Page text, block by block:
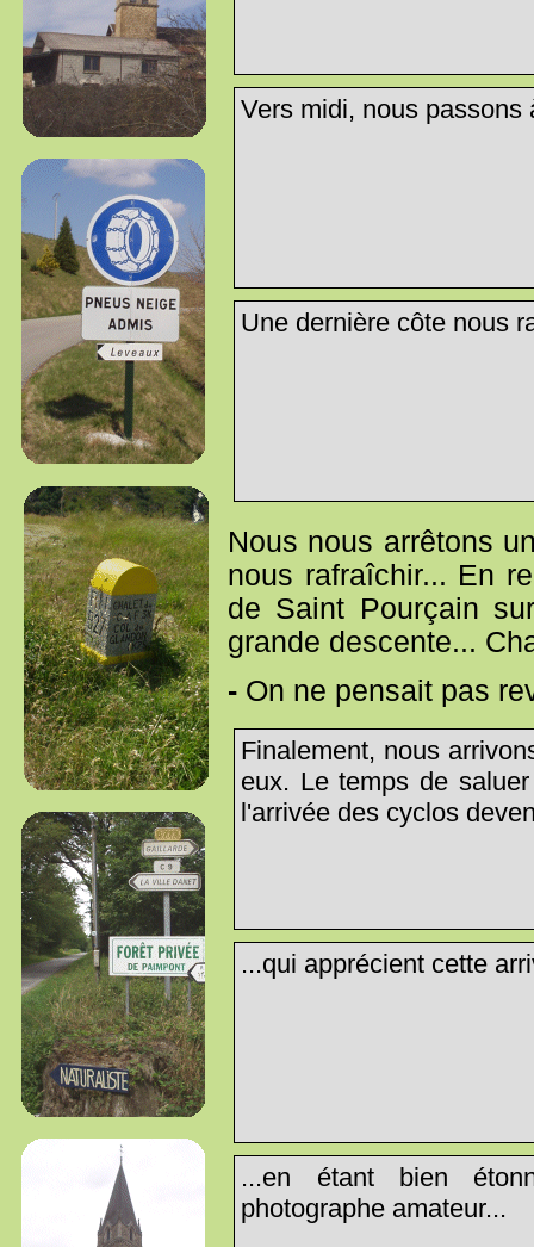
Vers midi, nous passons
Une dernière côte nous
Nous nous arrêtons
nous rafraîchir... En
de Saint Pourçain
grande descente...
- On ne pensait pas
Finalement, nous
eux. Le temps de
l'arrivée des cyclos
...qui apprécient cette
...en étant bien
photographe amateur...